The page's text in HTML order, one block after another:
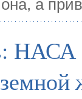
а
НАСА